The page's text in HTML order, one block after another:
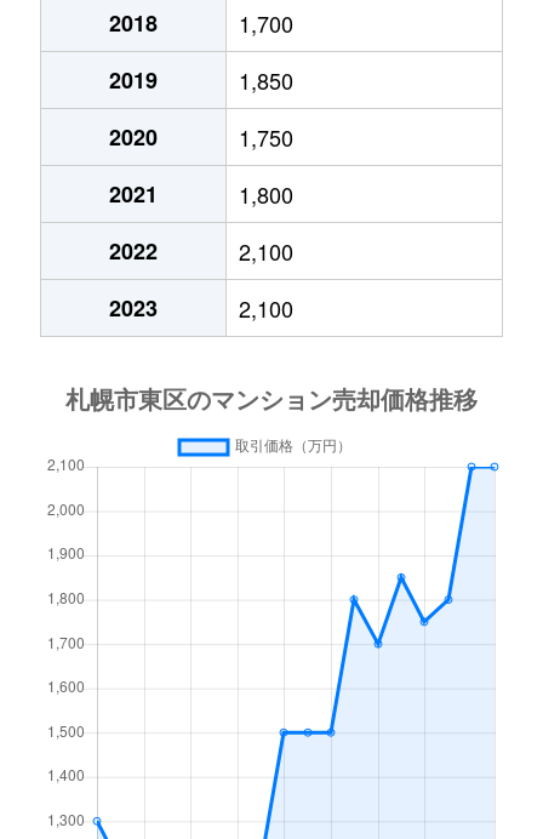
北１２条東
2,300万円
北１３条東
3,800万円
北１３条東
2,100万円
北１４条東
1,700万円
北１５条東
2,100万円
北１５条東
3,000万円
北１７条東
環状通東
2,700万円 環状通東
北１８条東
北１９条東
350万円 北18条
北１９条東
北18条
北18条
北２０条東
2,200万円 北18条
北２０条東
1,600万円
2018
1,700
2019
1,850
2020
1,750
2021
1,800
2022
2,100
2023
2,100